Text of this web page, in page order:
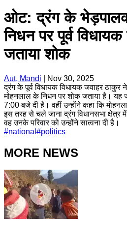
ओट: द्रंग के
निधन पर पूर्व
जताया शोक
Aut, Mandi
Nov 30, 2025
द्रंग के पूर्व विधायक विधायक जवाहर ठाकुर
मोहनलाल के निधन पर शोक जताया है। यह
7:00 बजे दी है। वहीं उन्होंने कहा कि
इस तरह से चले जाना द्रंग विधानसभा क्षेत्र
वह उनके परिवार को उन्होंने सात्वना दी है।
#national #politics
MORE NEWS